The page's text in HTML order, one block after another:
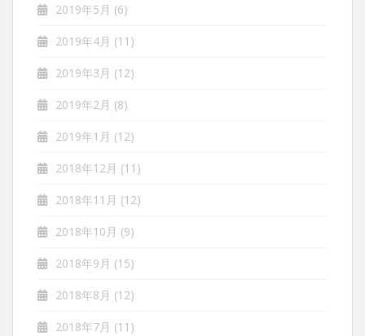
2019年5月 (6)
2019年4月 (11)
2019年3月 (12)
2019年2月 (8)
2019年1月 (12)
2018年12月 (11)
2018年11月 (12)
2018年10月 (9)
2018年9月 (15)
2018年8月 (12)
2018年7月 (11)